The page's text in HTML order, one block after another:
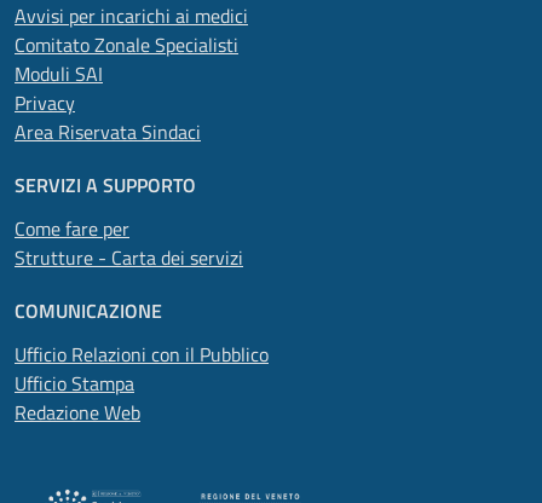
Avvisi per incarichi ai medici
Comitato Zonale Specialisti
Moduli SAI
Privacy
Area Riservata Sindaci
SERVIZI A SUPPORTO
Come fare per
Strutture - Carta dei servizi
COMUNICAZIONE
Ufficio Relazioni con il Pubblico
Ufficio Stampa
Redazione Web